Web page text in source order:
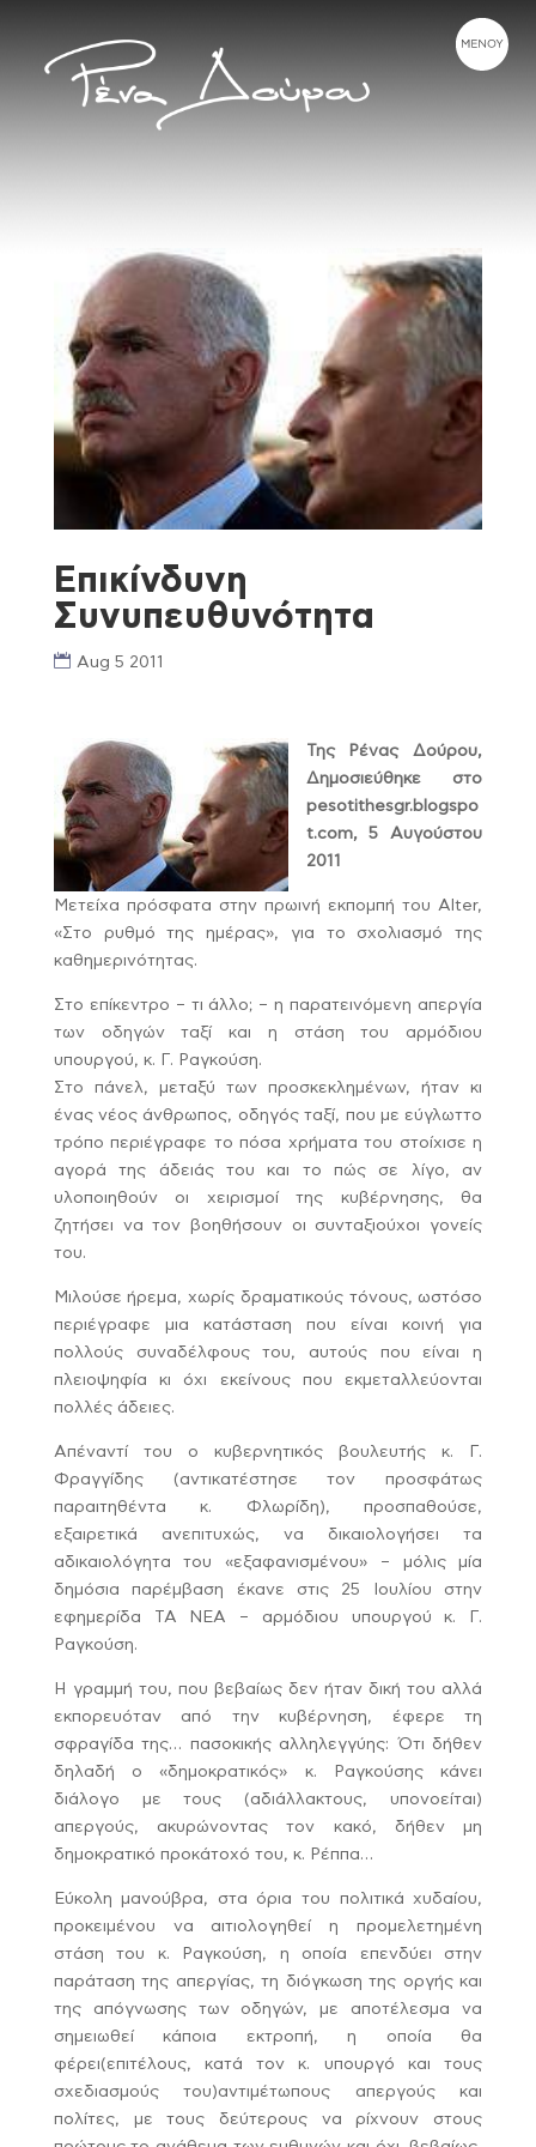
Επικίνδυνη
Συνυπευθυνότητα
Aug 5 2011
Της Ρένας Δούρου,
Δημοσιεύθηκε στο
pesotithesgr.blogspo
t.com, 5 Αυγούστου
2011
Μετείχα πρόσφατα στην πρωινή εκπομπή του Alter,
«Στο ρυθμό της ημέρας», για το σχολιασμό της
καθημερινότητας.
Στο επίκεντρο – τι άλλο; – η παρατεινόμενη απεργία
των οδηγών ταξί και η στάση του αρμόδιου
υπουργού, κ. Γ. Ραγκούση.
Στο πάνελ, μεταξύ των προσκεκλημένων, ήταν κι
ένας νέος άνθρωπος, οδηγός ταξί, που με εύγλωττο
τρόπο περιέγραφε το πόσα χρήματα του στοίχισε η
αγορά της άδειάς του και το πώς σε λίγο, αν
υλοποιηθούν οι χειρισμοί της κυβέρνησης, θα
ζητήσει να τον βοηθήσουν οι συνταξιούχοι γονείς
του.
Μιλούσε ήρεμα, χωρίς δραματικούς τόνους, ωστόσο
περιέγραφε μια κατάσταση που είναι κοινή για
πολλούς συναδέλφους του, αυτούς που είναι η
πλειοψηφία κι όχι εκείνους που εκμεταλλεύονται
πολλές άδειες.
Απέναντί του ο κυβερνητικός βουλευτής κ. Γ.
Φραγγίδης (αντικατέστησε τον προσφάτως
παραιτηθέντα κ. Φλωρίδη), προσπαθούσε,
εξαιρετικά ανεπιτυχώς, να δικαιολογήσει τα
αδικαιολόγητα του «εξαφανισμένου» – μόλις μία
δημόσια παρέμβαση έκανε στις 25 Ιουλίου στην
εφημερίδα ΤΑ ΝΕΑ – αρμόδιου υπουργού κ. Γ.
Ραγκούση.
Η γραμμή του, που βεβαίως δεν ήταν δική του αλλά
εκπορευόταν από την κυβέρνηση, έφερε τη
σφραγίδα της… πασοκικής αλληλεγγύης: Ότι δήθεν
δηλαδή ο «δημοκρατικός» κ. Ραγκούσης κάνει
διάλογο με τους (αδιάλλακτους, υπονοείται)
απεργούς, ακυρώνοντας τον κακό, δήθεν μη
δημοκρατικό προκάτοχό του, κ. Ρέππα…
Εύκολη μανούβρα, στα όρια του πολιτικά χυδαίου,
προκειμένου να αιτιολογηθεί η προμελετημένη
στάση του κ. Ραγκούση, η οποία επενδύει στην
παράταση της απεργίας, τη διόγκωση της οργής και
της απόγνωσης των οδηγών, με αποτέλεσμα να
σημειωθεί κάποια εκτροπή, η οποία θα
φέρει(επιτέλους, κατά τον κ. υπουργό και τους
σχεδιασμούς του)αντιμέτωπους απεργούς και
πολίτες, με τους δεύτερους να ρίχνουν στους